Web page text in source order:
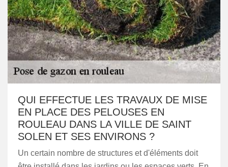
QUI EFFECTUE LES TRAVAUX DE MISE
EN PLACE DES PELOUSES EN
ROULEAU DANS LA VILLE DE SAINT
SOLEN ET SES ENVIRONS ?
Un certain nombre de structures et d'éléments doit